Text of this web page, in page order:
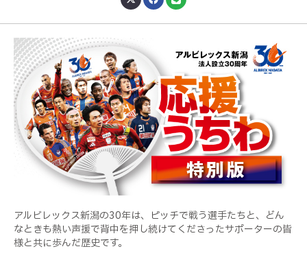
アルビレックス新潟の30年は、ピッチで戦う選手たちと、どん
なときも熱い声援で背中を押し続けてくださったサポーターの皆
様と共に歩んだ歴史です。